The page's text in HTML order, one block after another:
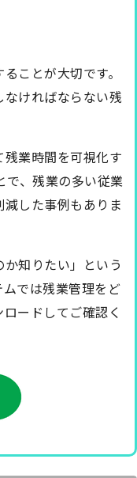
ことが大切です。
ければならない残
業時間を可視化す
で、残業の多い従業
した事例もありま
知りたい」という
では残業管理をど
ードしてご確認く